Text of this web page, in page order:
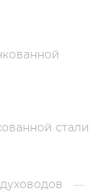
стали
—